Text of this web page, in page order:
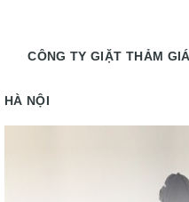
CÔNG TY GIẶT THẢM
HÀ NỘI